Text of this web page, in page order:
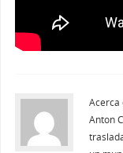
Acerca
Anton